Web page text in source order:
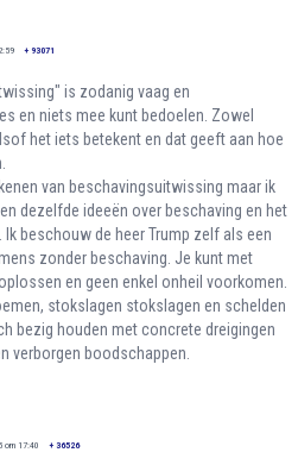
+ 93071
is zodanig vaag en
en niets mee kunt bedoelen. Zowel
het iets betekent en dat geeft aan hoe
van beschavingsuitwissing maar ik
dezelfde ideeën over beschaving en het
beschouw de heer Trump zelf als een
zonder beschaving. Je kunt met
en geen enkel onheil voorkomen.
stokslagen stokslagen en schelden
bezig houden met concrete dreigingen
verborgen boodschappen.
om 17:40 + 36526